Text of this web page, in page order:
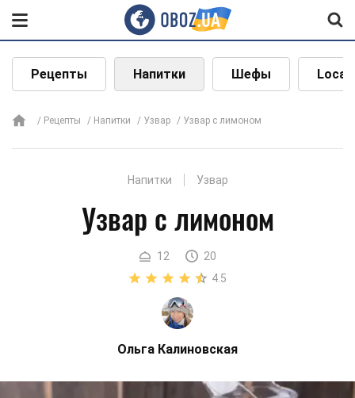
Рецепты Напитки Шефы Local
Рецепты Напитки Узвар Узвар с лимоном
Напитки Узвар
Узвар с лимоном
12
20
4.5
Ольга Калиновская